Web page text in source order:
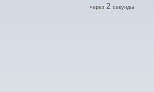
через 2 секунды